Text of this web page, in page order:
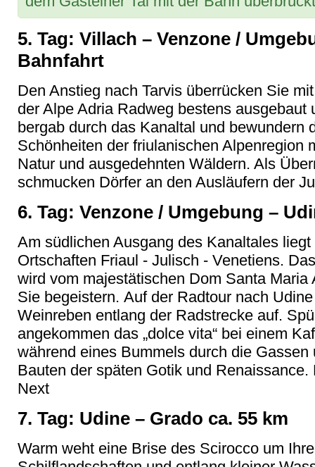
5. Tag: Villach – Venzone /
Bahnfahrt
Den Anstieg nach Tarvis überrücken Sie
der Alpe Adria Radweg bestens ausgebaut
bergab durch das Kanaltal und bewundern
Schönheiten der friulanischen Alpenregion
Natur und ausgedehnten Wäldern. Als
schmucken Dörfer an den Ausläufern der
6. Tag: Venzone / Umgebung –
Am südlichen Ausgang des Kanaltales
Ortschaften Friaul - Julisch - Venetiens.
wird vom majestätischen Dom Santa
Sie begeistern. Auf der Radtour nach
Weinreben entlang der Radstrecke auf.
angekommen das „dolce vita“ bei einem
während eines Bummels durch die
Bauten der späten Gotik und
Next
7. Tag: Udine – Grado ca. 55 km
Warm weht eine Brise des Scirocco um